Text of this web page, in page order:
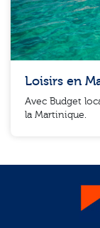
Loisirs en
Avec Budget
la Martinique.